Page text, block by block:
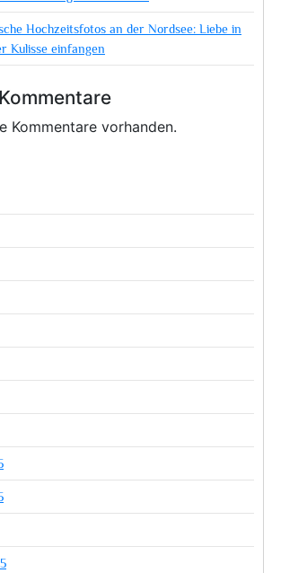
Hochzeitsfotos an der Nordsee: Liebe in
Kulisse einfangen
Kommentare vorhanden.